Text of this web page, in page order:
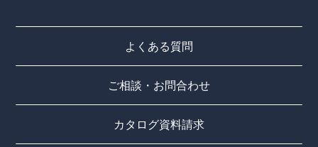
よくある質問
ご相談・お問合わせ
カタログ資料請求